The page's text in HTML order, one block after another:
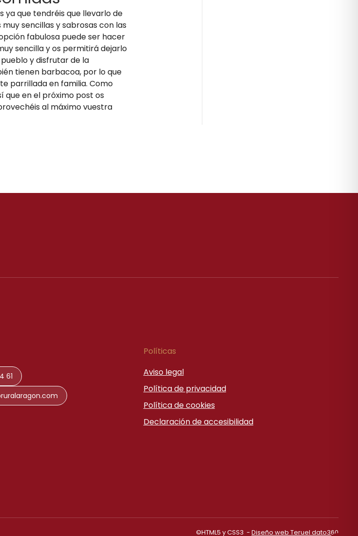
ya que tendréis que llevarlo de
sencillas y sabrosas con las
fabulosa puede ser hacer
sencilla y os permitirá dejarlo
y disfrutar de la
tienen barbacoa, por lo que
parrillada en familia. Como
que en el próximo post os
al máximo vuestra
61
Políticas
Aviso legal
Política de privacidad
Política de cookies
Declaración de accesibilidad
©HTML5 y CSS3 - Diseño web Teruel dato360